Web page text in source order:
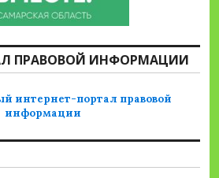
ПРАВОВОЙ ИНФОРМАЦИИ